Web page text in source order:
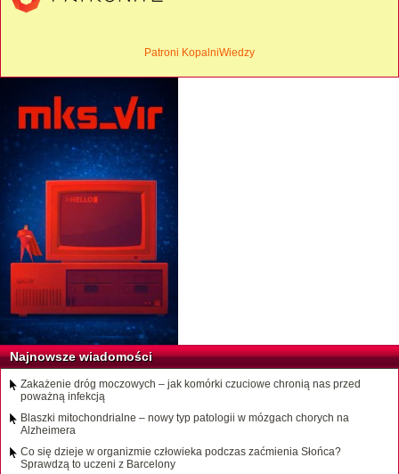
Patroni KopalniWiedzy
Najnowsze wiadomości
Zakażenie dróg moczowych – jak komórki czuciowe chronią nas przed
poważną infekcją
Blaszki mitochondrialne – nowy typ patologii w mózgach chorych na
Alzheimera
Co się dzieje w organizmie człowieka podczas zaćmienia Słońca?
Sprawdzą to uczeni z Barcelony